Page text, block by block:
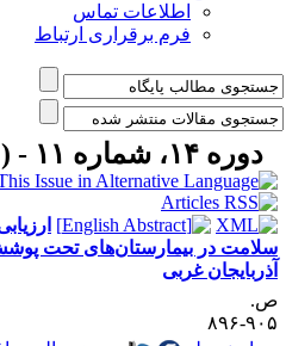
اطلاعات تماس
فرم برقراری ارتباط
دوره ۱۴، شماره ۱۱ - ( بهمن ۱۳۹۵ )
در بیمارستان‌های تحت پوشش
غربی
۸۹۶